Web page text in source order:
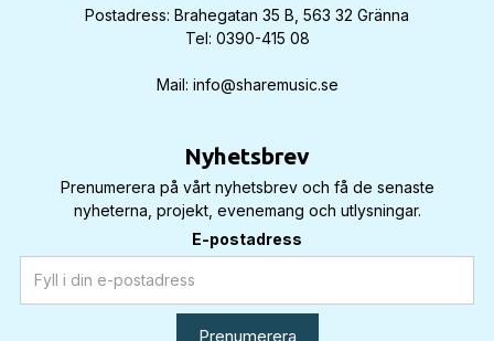
Postadress: Brahegatan 35 B, 563 32 Gränna
Tel: 0390-415 08
Mail: info@sharemusic.se
Nyhetsbrev
Prenumerera på vårt nyhetsbrev och få de senaste
nyheterna, projekt, evenemang och utlysningar.
E-postadress